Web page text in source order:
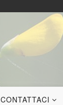
CONTATTACI